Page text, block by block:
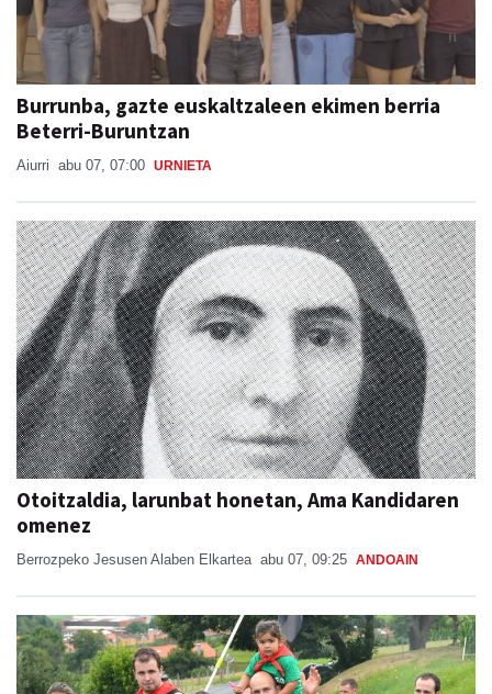
Burrunba, gazte euskaltzaleen ekimen berria
Beterri-Buruntzan
Aiurri abu 07, 07:00 URNIETA
Otoitzaldia, larunbat honetan, Ama Kandidaren
omenez
Berrozpeko Jesusen Alaben Elkartea abu 07, 09:25 ANDOAIN